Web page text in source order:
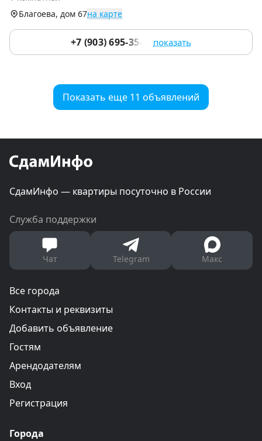
Благоева, дом 67на карте
+7 (903) 695-35-35 показать
Показать еще 11 объявлений
СдамИнфо — квартиры посуточно в России
Служба поддержки
Чат Telegram Макс
Все города
Контакты и реквизиты
Добавить объявление
Гостям
Арендодателям
Вход
Регистрация
Города